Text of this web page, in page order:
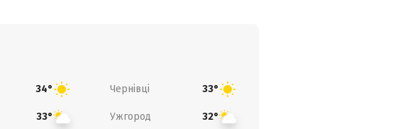
34° Чернівці 33°
33° Ужгород 32°